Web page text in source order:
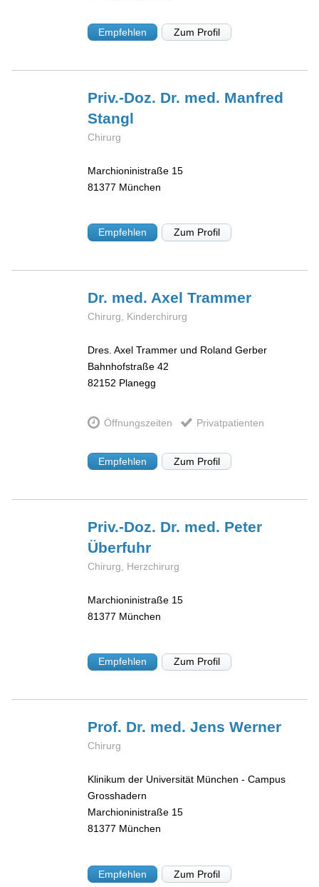
Empfehlen Zum Profil
Priv.-Doz. Dr. med. Manfred
Stangl
Chirurg
Marchioninistraße 15
81377 München
Empfehlen Zum Profil
Dr. med. AxelTrammer
Chirurg, Kinderchirurg
Dres. Axel Trammer und Roland Gerber
Bahnhofstraße 42
82152 Planegg
Öffnungszeiten Privatpatienten
Empfehlen Zum Profil
Priv.-Doz. Dr. med. Peter
Überfuhr
Chirurg, Herzchirurg
Marchioninistraße 15
81377 München
Empfehlen Zum Profil
Prof. Dr. med. JensWerner
Chirurg
Klinikum der Universität München - Campus
Grosshadern
Marchioninistraße 15
81377 München
Empfehlen Zum Profil